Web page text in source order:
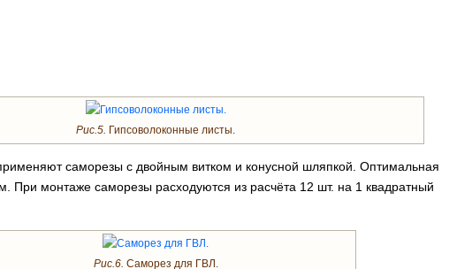
Рис.5. Гипсоволоконные листы.
саморезы с двойным витком и конусной шляпкой. Оптимальная
При монтаже саморезы расходуются из расчёта 12 шт. на 1 квадратный
Рис.6. Саморез для ГВЛ.